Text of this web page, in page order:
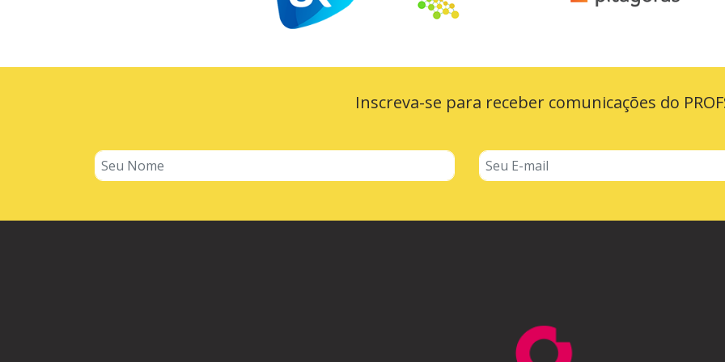
Inscreva-se para receber comunicações do